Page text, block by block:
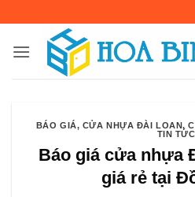
nội
BÁO GIÁ, CỬA NHỰA ĐÀI LOAN,
TIN TỨC
Báo giá cửa nhựa
giá rẻ tại